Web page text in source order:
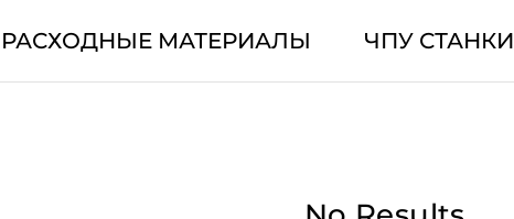
РАСХОДНЫЕ МАТЕРИАЛЫ ЧПУ СТАНКИ